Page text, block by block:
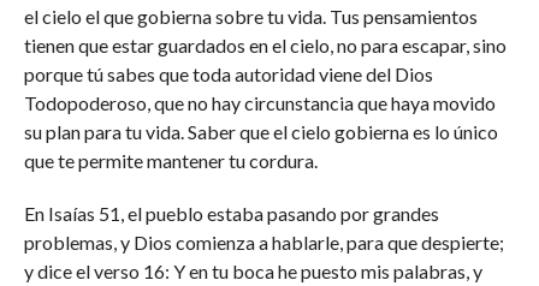
el cielo el que gobierna sobre tu vida. Tus pensamientos
tienen que estar guardados en el cielo, no para escapar, sino
porque tú sabes que toda autoridad viene del Dios
Todopoderoso, que no hay circunstancia que haya movido
su plan para tu vida. Saber que el cielo gobierna es lo único
que te permite mantener tu cordura.
En Isaías 51, el pueblo estaba pasando por grandes
problemas, y Dios comienza a hablarle, para que despierte;
y dice el verso 16: Y en tu boca he puesto mis palabras, y